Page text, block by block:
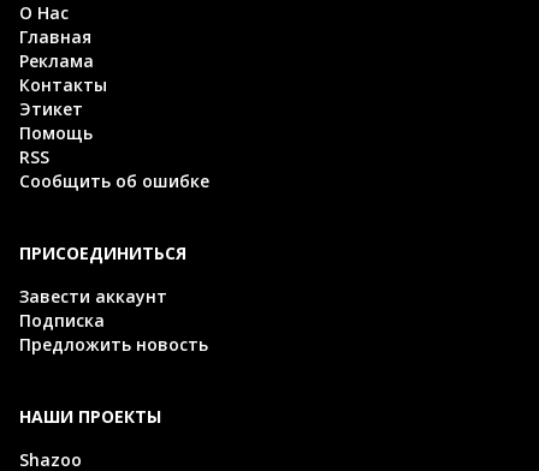
О Нас
Главная
Реклама
Контакты
Этикет
Помощь
RSS
Сообщить об ошибке
ПРИСОЕДИНИТЬСЯ
Завести аккаунт
Подписка
Предложить новость
НАШИ ПРОЕКТЫ
Shazoo